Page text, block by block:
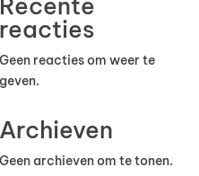
reacties
Geen reacties om weer te
geven.
Archieven
Geen archieven om te tonen.